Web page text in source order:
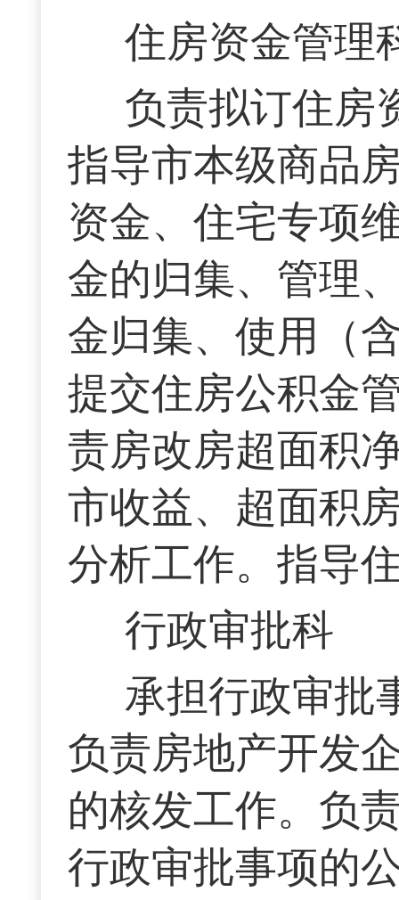
住房资金管
负责拟订住房
指导市本级商品
资金、住宅专项
金的归集、管理
金归集、使用（
提交住房公积金
责房改房超面积
市收益、超面积
分析工作。指导
行政审批科
承担行政审批
负责房地产开发
的核发工作。负
行政审批事项的